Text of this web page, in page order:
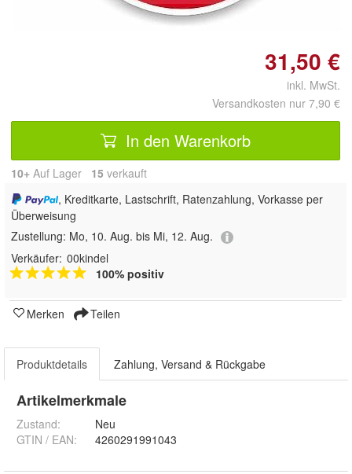
31,50 €
inkl. MwSt.
Versandkosten nur 7,90 €
In den Warenkorb
10+ Auf Lager 15 verkauft
, Kreditkarte, Lastschrift, Ratenzahlung, Vorkasse per
Überweisung
Zustellung: Mo, 10. Aug. bis Mi, 12. Aug.
Verkäufer: 00kindel
100% positiv
Merken Teilen
Produktdetails Zahlung, Versand & Rückgabe
Artikelmerkmale
Zustand:
Neu
GTIN / EAN:
4260291991043